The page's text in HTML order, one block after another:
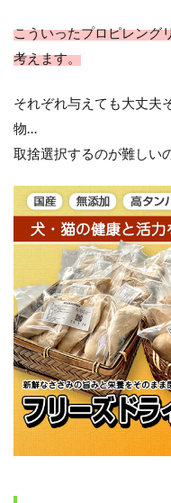
こういったプロピレング
考えます。
それぞれ与えても大丈夫
物…
取捨選択するのが難しい